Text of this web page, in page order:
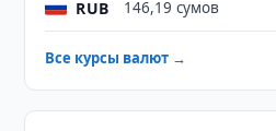
RUB 146,19 сумов
Все курсы валют →